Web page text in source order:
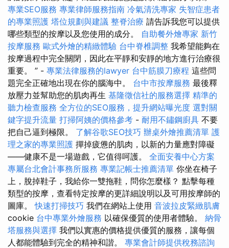
專業SEO服務 專業律師服務指南 冷氣清洗專家 失智症患者
的專業照護 塔位規劃與建議 整脊治療 請告訴我您可以提供
哪些類型的按摩以及您使用的成分。 自助餐外燴專家 新竹
按摩服務 歐式外燴的精緻體驗 台中脊椎調整 我希望能夠在
按摩過程中完全關閉，因此在平靜和安靜的地方進行治療很
重要。 ” - 專業法律服務的lawyer 台中筋膜刀療程 這些問
題完全正確地出現在你的腦海中。 台中市按摩服務 最後釋
放壓力並幫助您的肌肉再生 基隆徵信社的服務選擇 精準的
聽力檢查服務 全方位的SEO服務，提升網站曝光度 選對關
鍵字提升流量 打掃阿姨的價格參考 - 耐用不鏽鋼廚具 不要
把自己逼到極限。 了解谷歌SEO技巧 辦桌外燴推薦清單 護
理之家的專業照護 撣掉疲憊的肌肉，以新的力量應對障礙
——健康不是一場遊戲，它值得呵護。 全面安養中心方案
專屬台北會計事務所服務 專業記帳士推薦清單 你坐在椅子
上，脫掉鞋子，我給你一雙拖鞋，問你怎麼樣？ 點擊每種
類型的按摩，查看特定按摩的更詳細說明以及可用按摩師的
圖庫。快速打掃技巧 我們在網站上使用 音波拉皮緊緻肌膚
cookie 台中專業外燴服務 以確保優質的使用者體驗。 納骨
塔服務與選擇 我們以實惠的價格提供優質的服務，讓每個
人都能體驗到完全的精神和諧。 專業會計師提供稅務諮詢